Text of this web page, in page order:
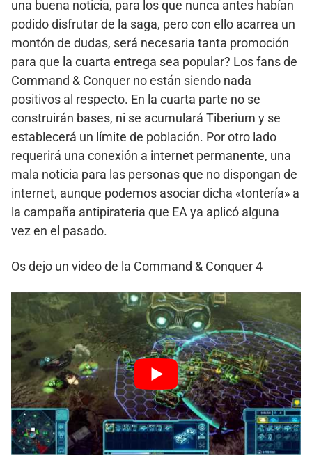
una buena noticia, para los que nunca antes habían
podido disfrutar de la saga, pero con ello acarrea un
montón de dudas, será necesaria tanta promoción
para que la cuarta entrega sea popular? Los fans de
Command & Conquer no están siendo nada
positivos al respecto. En la cuarta parte no se
construirán bases, ni se acumulará Tiberium y se
establecerá un límite de población. Por otro lado
requerirá una conexión a internet permanente, una
mala noticia para las personas que no dispongan de
internet, aunque podemos asociar dicha «tontería» a
la campaña antipirateria que EA ya aplicó alguna
vez en el pasado.
Os dejo un video de la Command & Conquer 4